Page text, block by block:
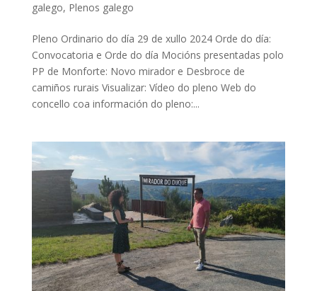
galego, Plenos galego
Pleno Ordinario do día 29 de xullo 2024 Orde do día:
Convocatoria e Orde do día Mocións presentadas polo
PP de Monforte: Novo mirador e Desbroce de
camiños rurais Visualizar: Vídeo do pleno Web do
concello coa información do pleno:...